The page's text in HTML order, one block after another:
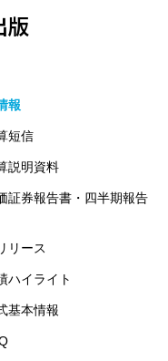
版
報
短信
説明資料
証券報告書・四半期報告
リース
ハイライト
基本情報